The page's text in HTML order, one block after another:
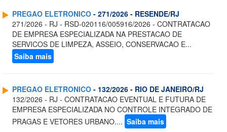
PREGAO ELETRONICO - 271/2026 - RESENDE/RJ
271/2026 - RJ - RSD-020116/005916/2026 - CONTRATACAO
DE EMPRESA ESPECIALIZADA NA PRESTACAO DE
SERVICOS DE LIMPEZA, ASSEIO, CONSERVACAO E...
Saiba mais
PREGAO ELETRONICO - 132/2026 - RIO DE JANEIRO/RJ
132/2026 - RJ - CONTRATACAO EVENTUAL E FUTURA DE
EMPRESA ESPECIALIZADA NO CONTROLE INTEGRADO DE
PRAGAS E VETORES URBANO.... Saiba mais